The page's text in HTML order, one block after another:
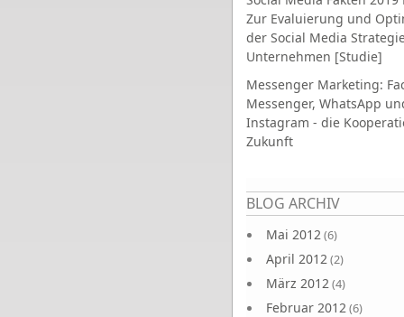
Zur Evaluierung und
der Social Media
Unternehmen [Studie]
Messenger Marketing:
Messenger, WhatsApp
Instagram - die
Zukunft
BLOG ARCHIV
Mai 2012(6)
April 2012(2)
März 2012(4)
Februar 2012(6)
Seiten